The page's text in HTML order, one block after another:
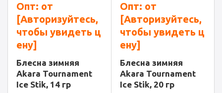
Опт: от
[Авторизуйтесь,
чтобы увидеть ц
ену]
Блесна зимняя
Akara Tournament
Ice Stik, 14 гр
Опт: от
[Авторизуйтесь,
чтобы увидеть ц
ену]
Блесна зимняя
Akara Tournament
Ice Stik, 20 гр